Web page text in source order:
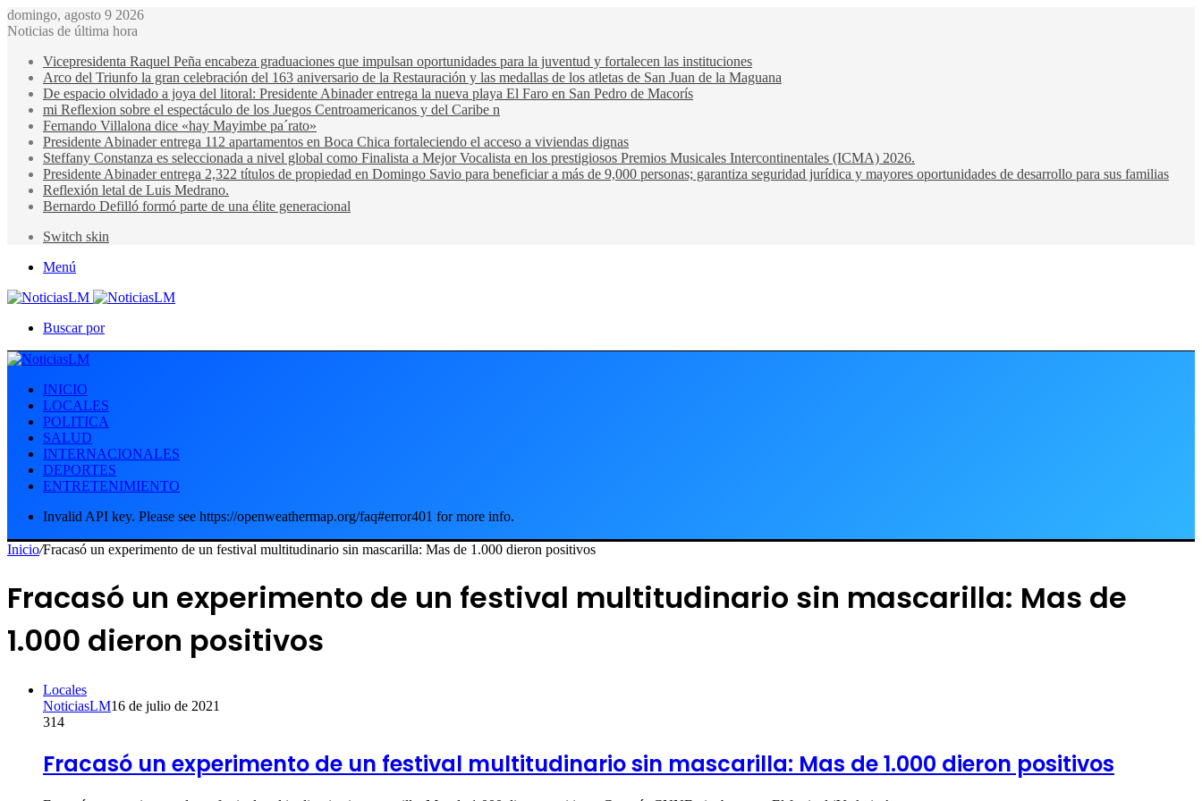
domingo, agosto 9 2026
Noticias de última hora
Vicepresidenta Raquel Peña encabeza graduaciones que impulsan oportunidades para la juventud y fortalecen las instituciones
Arco del Triunfo la gran celebración del 163 aniversario de la Restauración y las medallas de los atletas de San Juan de la Maguana
De espacio olvidado a joya del litoral: Presidente Abinader entrega la nueva playa El Faro en San Pedro de Macorís
mi Reflexion sobre el espectáculo de los Juegos Centroamericanos y del Caribe n
Fernando Villalona dice «hay Mayimbe pa´rato»
Presidente Abinader entrega 112 apartamentos en Boca Chica fortaleciendo el acceso a viviendas dignas
Steffany Constanza es seleccionada a nivel global como Finalista a Mejor Vocalista en los prestigiosos Premios Musicales Intercontinentales (ICMA) 2026.
Presidente Abinader entrega 2,322 títulos de propiedad en Domingo Savio para beneficiar a más de 9,000 personas; garantiza seguridad jurídica y mayores oportunidades de desarrollo para sus familias
Reflexión letal de Luis Medrano.
Bernardo Defilló formó parte de una élite generacional
Switch skin
Menú
Buscar por
INICIO
LOCALES
POLITICA
SALUD
INTERNACIONALES
DEPORTES
ENTRETENIMIENTO
Invalid API key. Please see https://openweathermap.org/faq#error401 for more info.
Inicio/Fracasó un experimento de un festival multitudinario sin mascarilla: Mas de 1.000 dieron positivos
Fracasó un experimento de un festival multitudinario sin mascarilla: Mas de
1.000 dieron positivos
Locales
NoticiasLM16 de julio de 2021
314
Fracasó un experimento de un festival multitudinario sin mascarilla: Mas de 1.000 dieron positivos